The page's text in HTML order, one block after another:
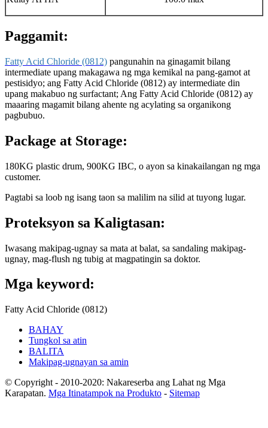
Paggamit:
Fatty Acid Chloride (0812) pangunahin na ginagamit bilang
intermediate upang makagawa ng mga kemikal na pang-gamot at
pestisidyo; ang Fatty Acid Chloride (0812) ay intermediate din
upang makabuo ng surfactant; Ang Fatty Acid Chloride (0812) ay
maaaring magamit bilang ahente ng acylating sa organikong
pagbubuo.
Package at Storage:
180KG plastic drum, 900KG IBC, o ayon sa kinakailangan ng mga
customer.
Pagtabi sa loob ng isang taon sa malilim na silid at tuyong lugar.
Proteksyon sa Kaligtasan:
Iwasang makipag-ugnay sa mata at balat, sa sandaling makipag-
ugnay, mag-flush ng tubig at magpatingin sa doktor.
Mga keyword:
Fatty Acid Chloride (0812)
BAHAY
Tungkol sa atin
BALITA
Makipag-ugnayan sa amin
© Copyright - 2010-2020: Nakareserba ang Lahat ng Mga
Karapatan. Mga Itinatampok na Produkto - Sitemap